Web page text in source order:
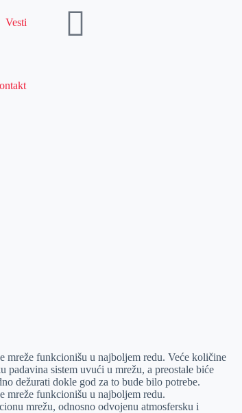
Vesti
mreže funkcionišu u najboljem redu. Veće količine
padavina sistem uvući u mrežu, a preostale biće
dežurati dokle god za to bude bilo potrebe.
mreže funkcionišu u najboljem redu.
mrežu, odnosno odvojenu atmosfersku i